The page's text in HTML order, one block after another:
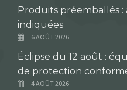
Produits préemballés
indiquées
6 AOÛT 2026
Éclipse du 12 août :
de protection
4 AOÛT 2026